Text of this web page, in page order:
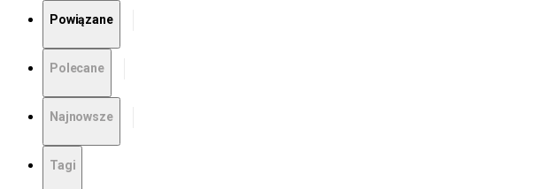
Powiązane
Polecane
Najnowsze
Tagi